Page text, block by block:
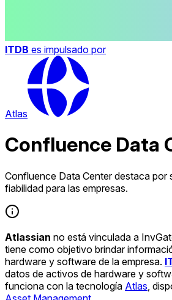
ITDB es impulsado por
Atlas
Confluence Data
Confluence Data Center destaca por
fiabilidad para las empresas.
Atlassian no está vinculada a
tiene como objetivo brindar
hardware y software de la empresa.
datos de activos de hardware y
funciona con la tecnología Atlas ,